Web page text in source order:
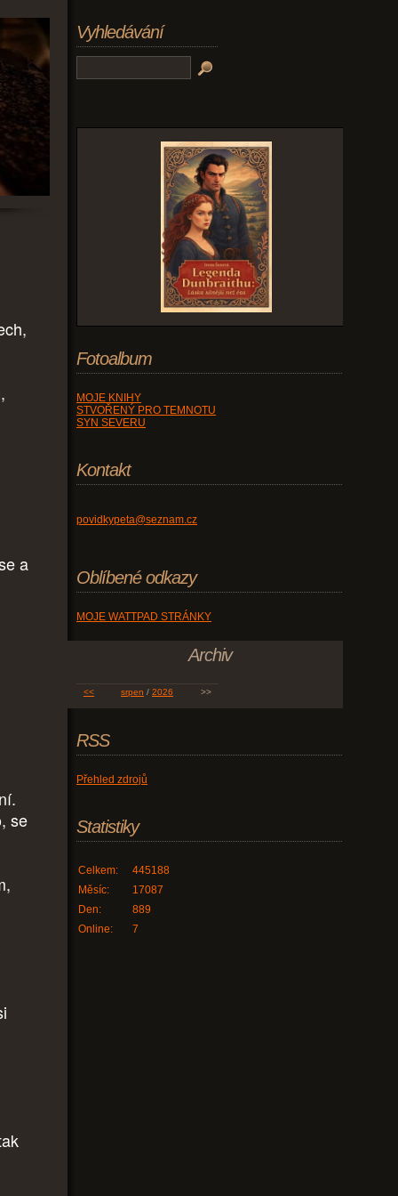
a
se
Vyhledávání
Fotoalbum
MOJE KNIHY
STVOŘENÝ PRO TEMNOTU
SYN SEVERU
Kontakt
povidkypeta@seznam.cz
Oblíbené odkazy
MOJE WATTPAD STRÁNKY
Archiv
<< srpen / 2026 >>
RSS
Přehled zdrojů
Statistiky
Online: 7
Celkem:
445188
Měsíc:
17087
Den:
889